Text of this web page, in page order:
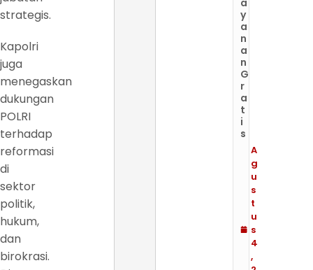
strategis.
Kapolri
juga
menegaskan
dukungan
POLRI
terhadap
reformasi
di
sektor
politik,
hukum,
dan
birokrasi.
y
a
n
a
n
G
r
a
t
i
s
A
g
u
s
t
u
s
4
,